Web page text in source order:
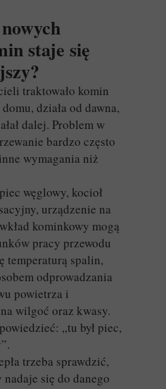
staje się
traktowało komin
działa od dawna,
dalej. Problem w
bardzo często
wymagania niż
węglowy, kocioł
urządzenie na
kominkowy mogą
pracy przewodu
temperaturą spalin,
odprowadzania
powietrza i
wilgoć oraz kwasy.
„tu był piec,
trzeba sprawdzić,
się do danego